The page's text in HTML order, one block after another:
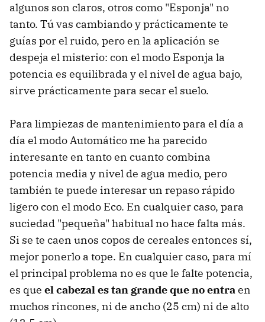
algunos son claros, otros como "Esponja" no
tanto. Tú vas cambiando y prácticamente te
guías por el ruido, pero en la aplicación se
despeja el misterio: con el modo Esponja la
potencia es equilibrada y el nivel de agua bajo,
sirve prácticamente para secar el suelo.
Para limpiezas de mantenimiento para el día a
día el modo Automático me ha parecido
interesante en tanto en cuanto combina
potencia media y nivel de agua medio, pero
también te puede interesar un repaso rápido
ligero con el modo Eco. En cualquier caso, para
suciedad "pequeña" habitual no hace falta más.
Si se te caen unos copos de cereales entonces sí,
mejor ponerlo a tope. En cualquier caso, para mí
el principal problema no es que le falte potencia,
es que el cabezal es tan grande que no entraen
muchos rincones, ni de ancho (25 cm) ni de alto